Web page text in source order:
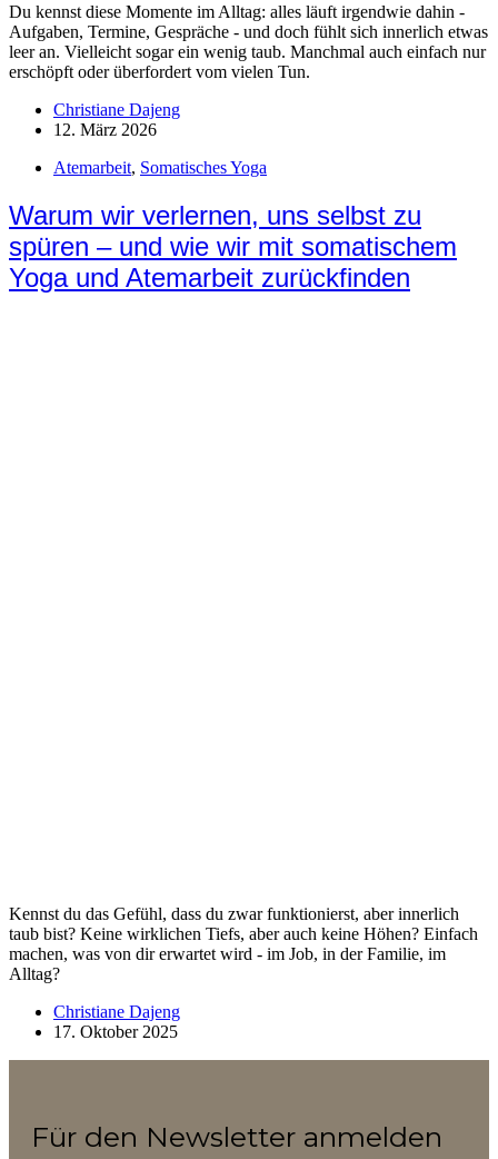
Du kennst diese Momente im Alltag: alles läuft irgendwie dahin -
Aufgaben, Termine, Gespräche - und doch fühlt sich innerlich etwas
leer an. Vielleicht sogar ein wenig taub. Manchmal auch einfach nur
erschöpft oder überfordert vom vielen Tun.
Christiane Dajeng
12. März 2026
Atemarbeit, Somatisches Yoga
Warum wir verlernen, uns selbst zu
spüren – und wie wir mit somatischem
Yoga und Atemarbeit zurückfinden
Kennst du das Gefühl, dass du zwar funktionierst, aber innerlich
taub bist? Keine wirklichen Tiefs, aber auch keine Höhen? Einfach
machen, was von dir erwartet wird - im Job, in der Familie, im
Alltag?
Christiane Dajeng
17. Oktober 2025
Für den Newsletter anmelden